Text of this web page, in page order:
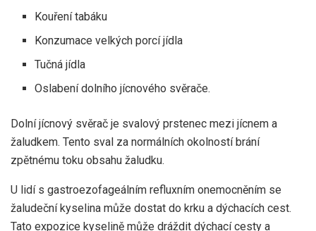
Kouření tabáku
Konzumace velkých porcí jídla
Tučná jídla
Oslabení dolního jícnového svěrače.
Dolní jícnový svěrač je svalový prstenec mezi jícnem a
žaludkem. Tento sval za normálních okolností brání
zpětnému toku obsahu žaludku.
U lidí s gastroezofageálním refluxním onemocněním se
žaludeční kyselina může dostat do krku a dýchacích cest.
Tato expozice kyselině může dráždit dýchací cesty a